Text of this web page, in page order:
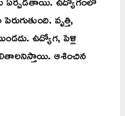
వృత్తి,
ఉద్యోగ, పెళ్లి
ఆశించిన